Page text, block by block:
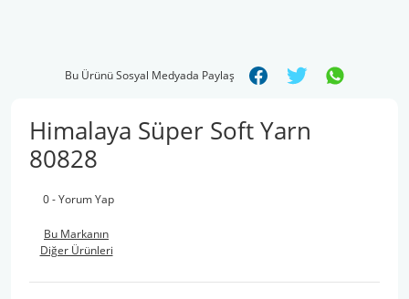
Bu Ürünü Sosyal Medyada Paylaş
Himalaya Süper Soft Yarn
80828
0 - Yorum Yap
Bu Markanın
Diğer Ürünleri